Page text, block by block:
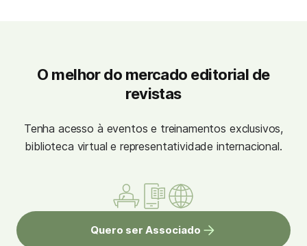
O melhor do mercado editorial de
revistas
Tenha acesso à eventos e treinamentos exclusivos,
biblioteca virtual e representatividade internacional.
Quero ser Associado